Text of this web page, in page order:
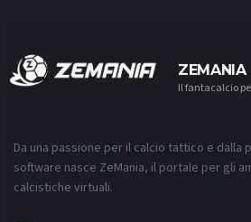
ZEMANIA
Il fantacalcio
Da una passione per il calcio tattico e dalla
software nasce ZeMania, il portale per gli
calcistiche virtuali.